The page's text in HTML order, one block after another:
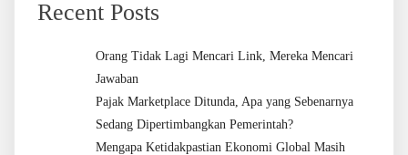
Recent Posts
Orang Tidak Lagi Mencari Link, Mereka Mencari
Jawaban
Pajak Marketplace Ditunda, Apa yang Sebenarnya
Sedang Dipertimbangkan Pemerintah?
Mengapa Ketidakpastian Ekonomi Global Masih